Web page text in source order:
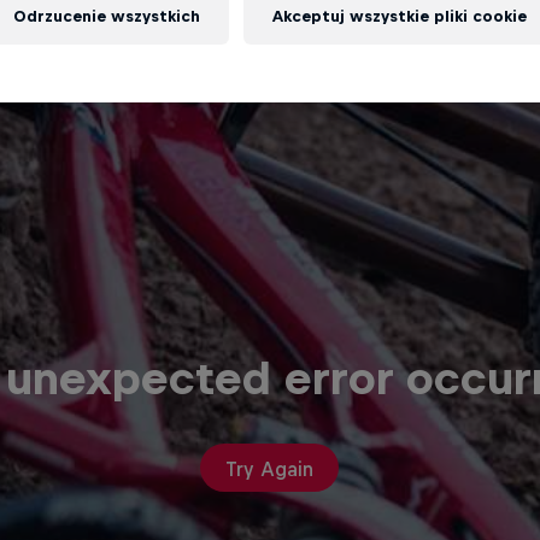
error
Try Again
Odrzucenie wszystkich Akceptuj wszystkie pliki cookie